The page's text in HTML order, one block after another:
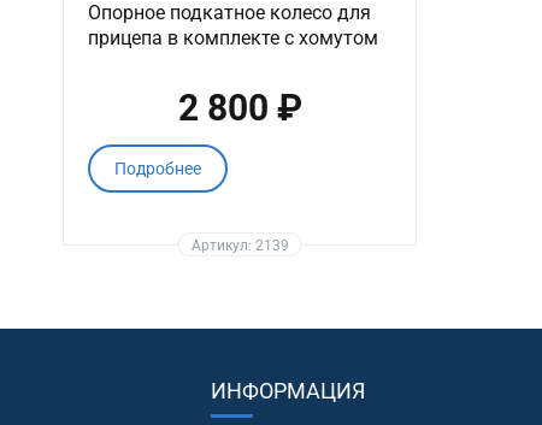
Опорное подкатное колесо для
прицепа в комплекте с хомутом
2 800 ₽
Подробнее
Артикул: 2139
ИНФОРМАЦИЯ